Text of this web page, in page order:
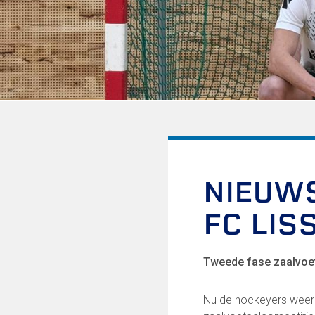
Informatie voor de Pers
Onze historie
Onze S.P.O.R.T waarden
Fysiotherapie voor leden
Onze vrijwilligers en ereleden
Sportiviteit & respect
FC
Tweede fase
Nu de hockeyers